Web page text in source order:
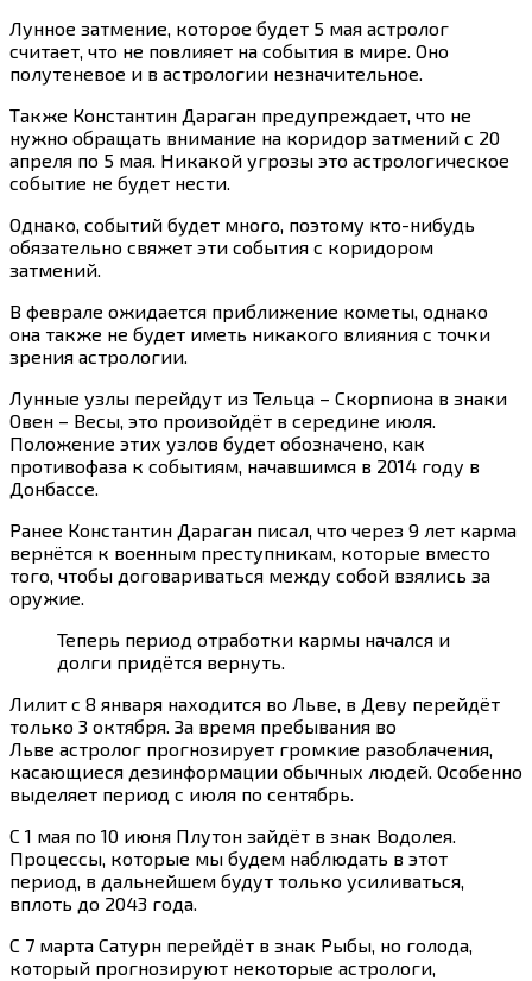
Лунное затмение, которое будет 5 мая астролог
считает, что не повлияет на события в мире. Оно
полутеневое и в астрологии незначительное.
Также Константин Дараган предупреждает, что не
нужно обращать внимание на коридор затмений с 20
апреля по 5 мая. Никакой угрозы это астрологическое
событие не будет нести.
Однако, событий будет много, поэтому кто-нибудь
обязательно свяжет эти события с коридором
затмений.
В феврале ожидается приближение кометы, однако
она также не будет иметь никакого влияния с точки
зрения астрологии.
Лунные узлы перейдут из Тельца – Скорпиона в знаки
Овен – Весы, это произойдёт в середине июля.
Положение этих узлов будет обозначено, как
противофаза к событиям, начавшимся в 2014 году в
Донбассе.
Ранее Константин Дараган писал, что через 9 лет карма
вернётся к военным преступникам, которые вместо
того, чтобы договариваться между собой взялись за
оружие.
Теперь период отработки кармы начался и
долги придётся вернуть.
Лилит с 8 января находится во Льве, в Деву перейдёт
только 3 октября. За время пребывания во
Льве астролог прогнозирует громкие разоблачения,
касающиеся дезинформации обычных людей. Особенно
выделяет период с июля по сентябрь.
С 1 мая по 10 июня Плутон зайдёт в знак Водолея.
Процессы, которые мы будем наблюдать в этот
период, в дальнейшем будут только усиливаться,
вплоть до 2043 года.
С 7 марта Сатурн перейдёт в знак Рыбы, но голода,
который прогнозируют некоторые астрологи,